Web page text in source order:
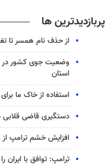
پربازدیدترین ها
از حذف نام همسر تا
استان
استفاده از خاک ما
دستگیری قاضی قلابی
افزایش خشم ترامپ از
ترامپ: توافق با